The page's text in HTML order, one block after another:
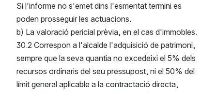
Si l'informe no s'emet dins l'esmentat termini es
poden prosseguir les actuacions.
b) La valoració pericial prèvia, en el cas d'immobles.
30.2 Correspon a l'alcalde l'adquisició de patrimoni,
sempre que la seva quantia no excedeixi el 5% dels
recursos ordinaris del seu pressupost, ni el 50% del
límit general aplicable a la contractació directa,